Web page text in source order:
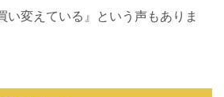
い変えている』という声もありま